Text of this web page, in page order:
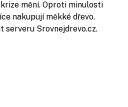
mění. Oproti minulosti
nakupují měkké dřevo.
serveru Srovnejdrevo.cz.